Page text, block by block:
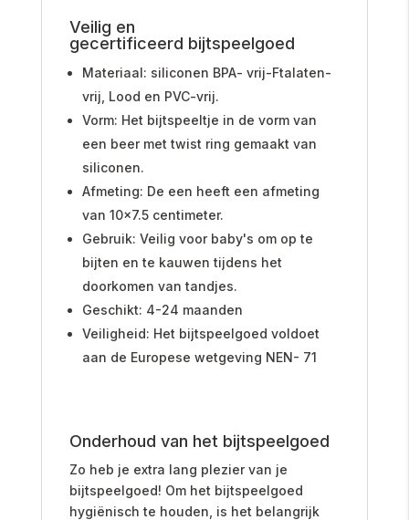
Veilig en
gecertificeerd bijtspeelgoed
Materiaal: siliconen BPA- vrij-Ftalaten-
vrij, Lood en PVC-vrij.
Vorm: Het bijtspeeltje in de vorm van
een beer met twist ring gemaakt van
siliconen.
Afmeting: De een heeft een afmeting
van 10x7.5 centimeter.
Gebruik: Veilig voor baby's om op te
bijten en te kauwen tijdens het
doorkomen van tandjes.
Geschikt: 4-24 maanden
Veiligheid: Het bijtspeelgoed voldoet
aan de Europese wetgeving NEN- 71
Onderhoud van het bijtspeelgoed
Zo heb je extra lang plezier van je
bijtspeelgoed! Om het bijtspeelgoed
hygiënisch te houden, is het belangrijk